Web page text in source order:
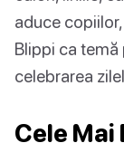
aduce
Blippi ca
celebrarea
Cele